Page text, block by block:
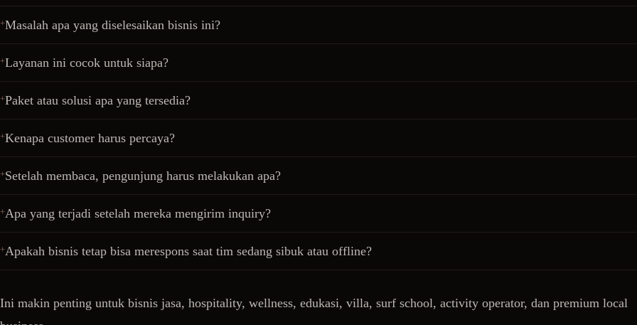
Masalah apa yang diselesaikan bisnis ini?
Layanan ini cocok untuk siapa?
Paket atau solusi apa yang tersedia?
Kenapa customer harus percaya?
Setelah membaca, pengunjung harus melakukan apa?
Apa yang terjadi setelah mereka mengirim inquiry?
Apakah bisnis tetap bisa merespons saat tim sedang sibuk atau offline?
Ini makin penting untuk bisnis jasa, hospitality, wellness, edukasi, villa, surf school, activity operator, dan premium local